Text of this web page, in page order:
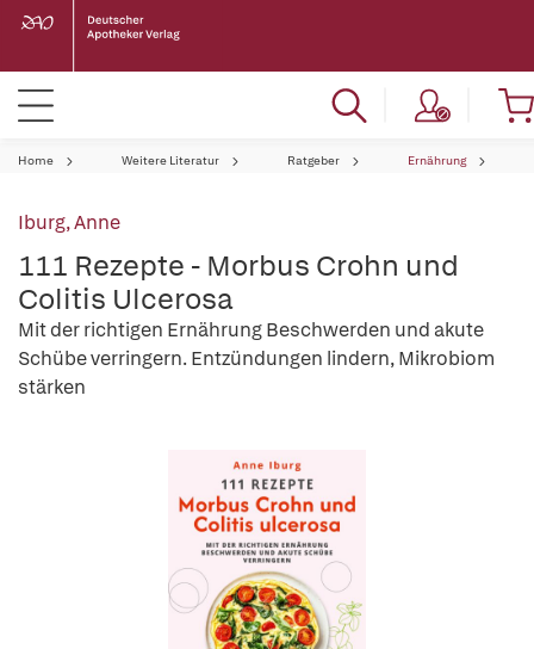
Home Weitere Literatur Ratgeber Ernährung
Iburg, Anne
111 Rezepte - Morbus Crohn und
Colitis Ulcerosa
Mit der richtigen Ernährung Beschwerden und akute
Schübe verringern. Entzündungen lindern, Mikrobiom
stärken